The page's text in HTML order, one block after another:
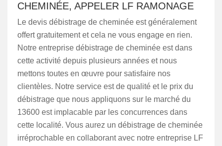
CHEMINÉE, APPELER LF RAMONAGE
Le devis débistrage de cheminée est généralement
offert gratuitement et cela ne vous engage en rien.
Notre entreprise débistrage de cheminée est dans
cette activité depuis plusieurs années et nous
mettons toutes en œuvre pour satisfaire nos
clientèles. Notre service est de qualité et le prix du
débistrage que nous appliquons sur le marché du
13600 est implacable par les concurrences dans
cette localité. Vous aurez un débistrage de cheminée
irréprochable en collaborant avec notre entreprise LF